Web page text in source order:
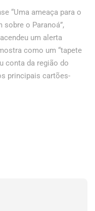
“Uma ameaça para o
sobre o Paranoá”,
um alerta
como um “tapete
conta da região do
principais cartões-